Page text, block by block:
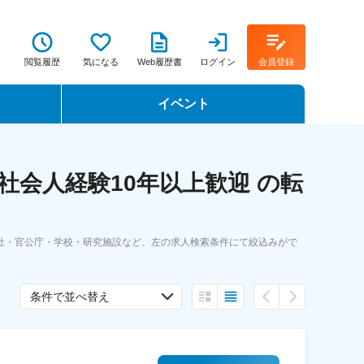
閲覧履歴 気になる Web履歴書 ログイン 会員登録
イベント
転職フェア
会人経験10年以上歓迎 の転
官公庁・学校・研究施設など、左の求人検索条件にて絞込みがで
条件で並べ替え